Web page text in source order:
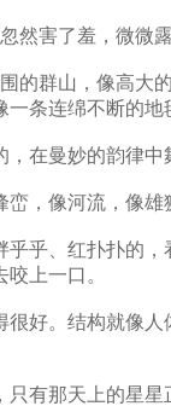
害了羞，微微露
群山，像高大
条连绵不断的地
在曼妙的韵律中
，像河流，像雄
乎乎、红扑扑的，
上一口。
好。结构就像人
有那天上的星星